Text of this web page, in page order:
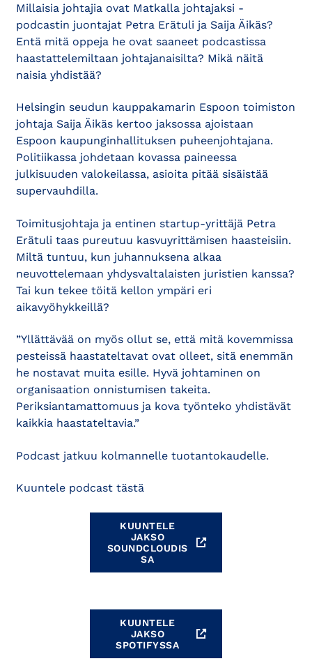
Millaisia johtajia ovat Matkalla johtajaksi -
podcastin juontajat Petra Erätuli ja Saija Äikäs?
Entä mitä oppeja he ovat saaneet podcastissa
haastattelemiltaan johtajanaisilta? Mikä näitä
naisia yhdistää?
Helsingin seudun kauppakamarin Espoon toimiston
johtaja Saija Äikäs kertoo jaksossa ajoistaan
Espoon kaupunginhallituksen puheenjohtajana.
Politiikassa johdetaan kovassa paineessa
julkisuuden valokeilassa, asioita pitää sisäistää
supervauhdilla.
Toimitusjohtaja ja entinen startup-yrittäjä Petra
Erätuli taas pureutuu kasvuyrittämisen haasteisiin.
Miltä tuntuu, kun juhannuksena alkaa
neuvottelemaan yhdysvaltalaisten juristien kanssa?
Tai kun tekee töitä kellon ympäri eri
aikavyöhykkeillä?
”Yllättävää on myös ollut se, että mitä kovemmissa
pesteissä haastateltavat ovat olleet, sitä enemmän
he nostavat muita esille. Hyvä johtaminen on
organisaation onnistumisen takeita.
Periksiantamattomuus ja kova työnteko yhdistävät
kaikkia haastateltavia.”
Podcast jatkuu kolmannelle tuotantokaudelle.
Kuuntele podcast tästä
KUUNTELE
JAKSO
SOUNDCLOUDIS
SA
KUUNTELE
JAKSO
SPOTIFYSSA